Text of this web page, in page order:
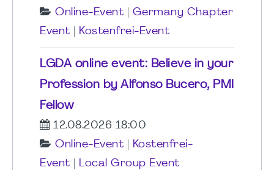
Online-Event
Germany Chapter
Event
Kostenfrei-Event
LGDA online event: Believe in your
Profession by Alfonso Bucero, PMI
Fellow
12.08.2026 18:00
Online-Event
Kostenfrei-
Event
Local Group Event